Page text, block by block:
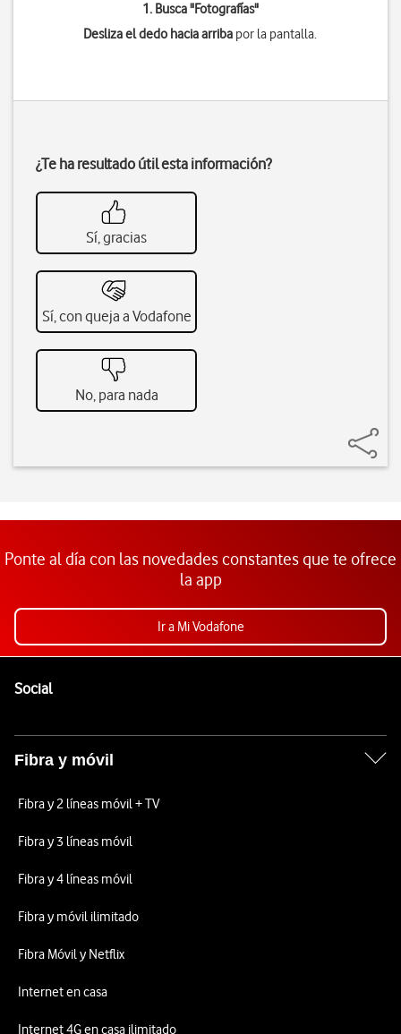
1. Busca "Fotografías"
Desliza el dedo hacia arriba por la pantalla.
¿Te ha resultado útil esta información?
Sí, gracias
Sí, con queja a Vodafone
No, para nada
Ponte al día con las novedades constantes que te ofrece
la app
Ir a Mi Vodafone
SocialEnlaces a las redes sociales de Vodafone
Fibra y móvil
Fibra y 2 líneas móvil + TV
Fibra y 3 líneas móvil
Fibra y 4 líneas móvil
Fibra y móvil ilimitado
Fibra Móvil y Netflix
Internet en casa
Internet 4G en casa ilimitado